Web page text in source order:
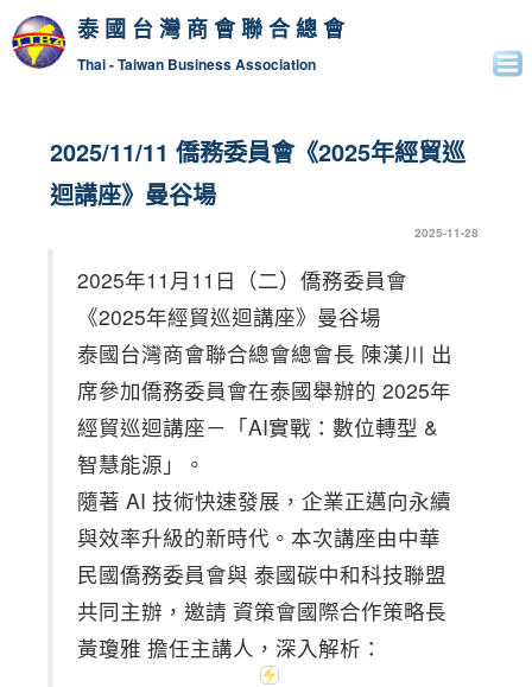
泰國台灣商會聯合總會
Thai - Taiwan Business Association
2025/11/11 僑務委員會《2025年經貿巡
迴講座》曼谷場
2025-11-28
2025年11月11日（二）僑務委員會
《2025年經貿巡迴講座》曼谷場
泰國台灣商會聯合總會總會長 陳漢川 出
席參加僑務委員會在泰國舉辦的 2025年
經貿巡迴講座－「AI實戰：數位轉型 &
智慧能源」。
隨著 AI 技術快速發展，企業正邁向永續
與效率升級的新時代。本次講座由中華
民國僑務委員會與 泰國碳中和科技聯盟
共同主辦，邀請 資策會國際合作策略長
黃瓊雅 擔任主講人，深入解析：